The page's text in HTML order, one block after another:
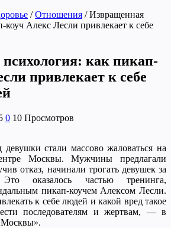
/ Отношения / Извращенная
коуч Алекс Лесли привлекает к себе
как пикап-
привлекает к себе
0 10 Просмотров
девушки стали массово жаловаться на
Москвы. Мужчины предлагали
отказ, начинали трогать девушек за
оказалось частью тренинга,
пикап-коучем Алексом Лесли.
к себе людей и какой вред такое
последователям и жертвам, — в
Москвы».